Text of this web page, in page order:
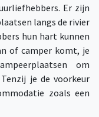
Er zijn
langs de rivier
hun hart kunnen
of camper komt, je
om
je de voorkeur
zoals een